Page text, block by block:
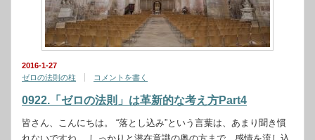
2016-1-27
ゼロの法則の柱
コメントを書く
0922.「ゼロの法則」は革新的な考え方Part4
皆さん、こんにちは。 “落とし込み”という言葉は、あまり聞き慣